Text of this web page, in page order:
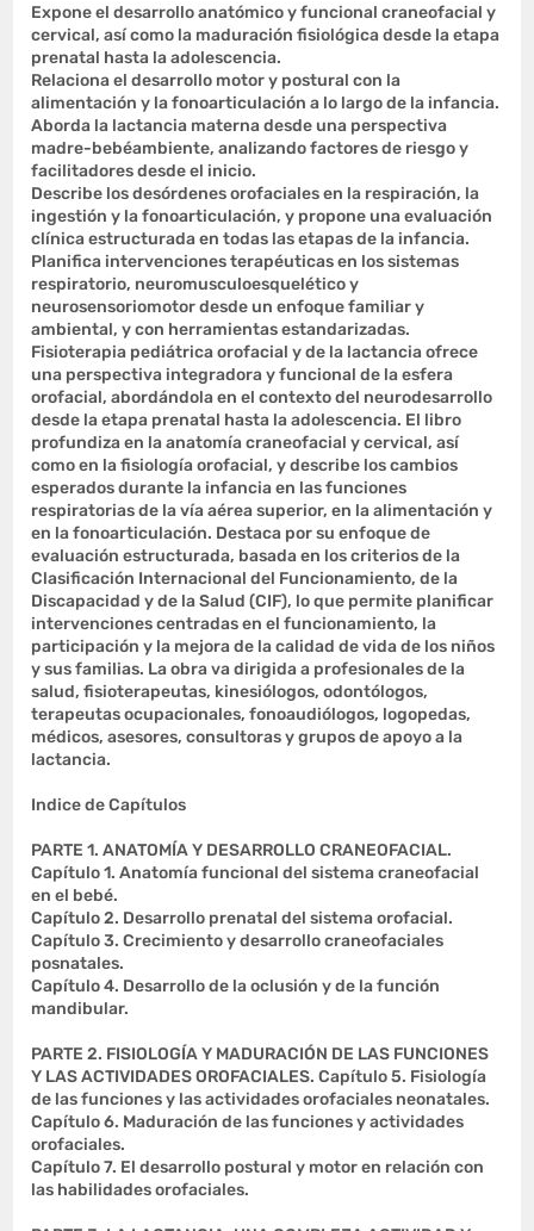
Expone el desarrollo anatómico y funcional craneofacial y
cervical, así como la maduración fisiológica desde la etapa
prenatal hasta la adolescencia.
Relaciona el desarrollo motor y postural con la
alimentación y la fonoarticulación a lo largo de la infancia.
Aborda la lactancia materna desde una perspectiva
madre-bebéambiente, analizando factores de riesgo y
facilitadores desde el inicio.
Describe los desórdenes orofaciales en la respiración, la
ingestión y la fonoarticulación, y propone una evaluación
clínica estructurada en todas las etapas de la infancia.
Planifica intervenciones terapéuticas en los sistemas
respiratorio, neuromusculoesquelético y
neurosensoriomotor desde un enfoque familiar y
ambiental, y con herramientas estandarizadas.
Fisioterapia pediátrica orofacial y de la lactancia ofrece
una perspectiva integradora y funcional de la esfera
orofacial, abordándola en el contexto del neurodesarrollo
desde la etapa prenatal hasta la adolescencia. El libro
profundiza en la anatomía craneofacial y cervical, así
como en la fisiología orofacial, y describe los cambios
esperados durante la infancia en las funciones
respiratorias de la vía aérea superior, en la alimentación y
en la fonoarticulación. Destaca por su enfoque de
evaluación estructurada, basada en los criterios de la
Clasificación Internacional del Funcionamiento, de la
Discapacidad y de la Salud (CIF), lo que permite planificar
intervenciones centradas en el funcionamiento, la
participación y la mejora de la calidad de vida de los niños
y sus familias. La obra va dirigida a profesionales de la
salud, fisioterapeutas, kinesiólogos, odontólogos,
terapeutas ocupacionales, fonoaudiólogos, logopedas,
médicos, asesores, consultoras y grupos de apoyo a la
lactancia.
Indice de Capítulos
PARTE 1. ANATOMÍA Y DESARROLLO CRANEOFACIAL.
Capítulo 1. Anatomía funcional del sistema craneofacial
en el bebé.
Capítulo 2. Desarrollo prenatal del sistema orofacial.
Capítulo 3. Crecimiento y desarrollo craneofaciales
posnatales.
Capítulo 4. Desarrollo de la oclusión y de la función
mandibular.
PARTE 2. FISIOLOGÍA Y MADURACIÓN DE LAS FUNCIONES
Y LAS ACTIVIDADES OROFACIALES. Capítulo 5. Fisiología
de las funciones y las actividades orofaciales neonatales.
Capítulo 6. Maduración de las funciones y actividades
orofaciales.
Capítulo 7. El desarrollo postural y motor en relación con
las habilidades orofaciales.